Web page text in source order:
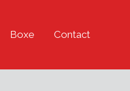
Boxe Contact